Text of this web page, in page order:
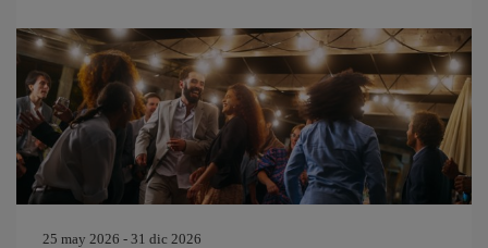
25 may 2026 - 31 dic 2026